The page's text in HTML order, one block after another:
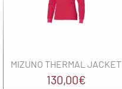
MIZUNO THERMAL JACKET
130,00€